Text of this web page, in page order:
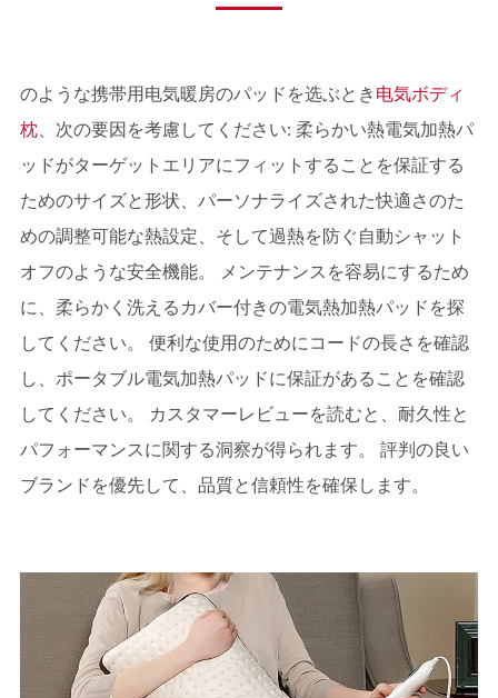
のような携帯用电気暖房のパッドを选ぶとき 电気ボディ
枕、次の要因を考慮してください: 柔らかい熱電気加熱パ
ッドがターゲットエリアにフィットすることを保証する
ためのサイズと形状、パーソナライズされた快適さのた
めの調整可能な熱設定、そして過熱を防ぐ自動シャット
オフのような安全機能。 メンテナンスを容易にするため
に、柔らかく洗えるカバー付きの電気熱加熱パッドを探
してください。 便利な使用のためにコードの長さを確認
し、ポータブル電気加熱パッドに保証があることを確認
してください。 カスタマーレビューを読むと、耐久性と
パフォーマンスに関する洞察が得られます。 評判の良い
ブランドを優先して、品質と信頼性を確保します。